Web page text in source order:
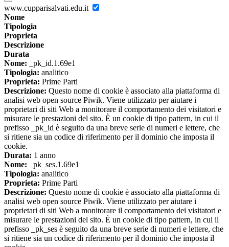
www.cupparisalvati.edu.it
Nome
Tipologia
Proprieta
Descrizione
Durata
Nome: _pk_id.1.69e1
Tipologia: analitico
Proprieta: Prime Parti
Descrizione: Questo nome di cookie è associato alla piattaforma di
analisi web open source Piwik. Viene utilizzato per aiutare i
proprietari di siti Web a monitorare il comportamento dei visitatori e
misurare le prestazioni del sito. È un cookie di tipo pattern, in cui il
prefisso _pk_id è seguito da una breve serie di numeri e lettere, che
si ritiene sia un codice di riferimento per il dominio che imposta il
cookie.
Durata: 1 anno
Nome: _pk_ses.1.69e1
Tipologia: analitico
Proprieta: Prime Parti
Descrizione: Questo nome di cookie è associato alla piattaforma di
analisi web open source Piwik. Viene utilizzato per aiutare i
proprietari di siti Web a monitorare il comportamento dei visitatori e
misurare le prestazioni del sito. È un cookie di tipo pattern, in cui il
prefisso _pk_ses è seguito da una breve serie di numeri e lettere, che
si ritiene sia un codice di riferimento per il dominio che imposta il